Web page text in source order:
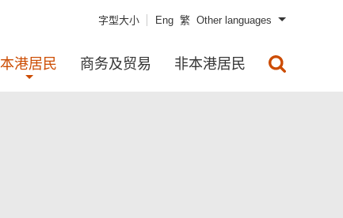
字型大小 Eng 繁 Other languages
本港居民 商务及贸易 非本港居民